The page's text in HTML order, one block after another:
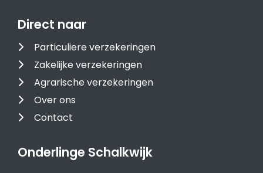
Direct naar
Particuliere verzekeringen
Zakelijke verzekeringen
Agrarische verzekeringen
Over ons
Contact
Onderlinge Schalkwijk